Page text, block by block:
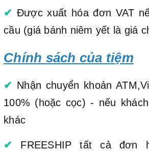
✔ Được xuất hóa đơn VAT
cầu (giá bánh niêm yết là giá
Chính sách của tiệm
✔ Nhận chuyển khoản
100% (hoặc cọc) - nếu
khác
✔ FREESHIP tất cả đơn